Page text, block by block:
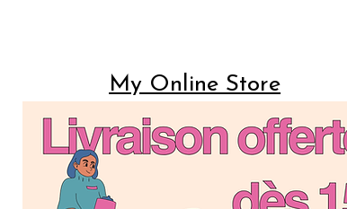
My Online Store